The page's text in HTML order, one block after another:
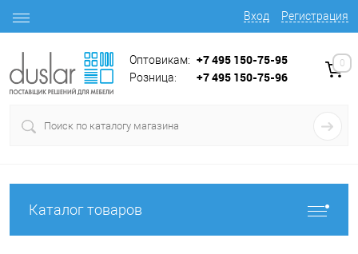
Вход Регистрация
Оптовикам: +7 495 150-75-95
Розница: +7 495 150-75-96
0
Каталог товаров